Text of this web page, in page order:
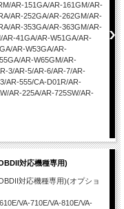
AR-151GA/AR-161GM/AR-
AR-252GA/AR-262GM/AR-
AR-353GA/AR-363GM/AR-
41GA/AR-W51GA/AR-
AR-W53GA/AR-
AR-W65GM/AR-
3/AR-5/AR-6/AR-7/AR-
AR-555/CA-D01R/AR-
AR-225A/AR-725SW/AR-
対応機種専用)
対応機種専用)(オプショ
VA-710E/VA-810E/VA-